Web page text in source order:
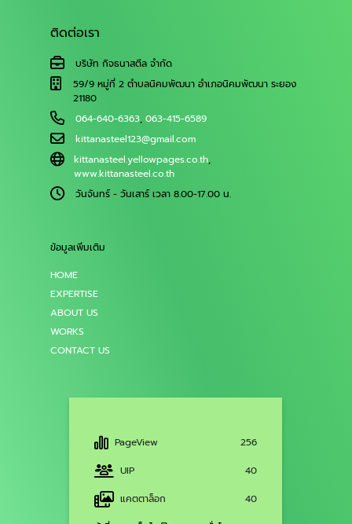
ติดต่อเรา
บริษัท กิจธนาสตีล จำกัด
59/9 หมู่ที่ 2 ตำบลนิคมพัฒนา อำเภอนิคมพัฒนา ระยอง
21180
064-640-6363, 063-415-6589
kittanasteel123@gmail.com
kittanasteel.yellowpages.co.th,
www.kittanasteel.co.th
วันจันทร์ - วันเสาร์ เวลา 8.00-17.00 น.
ข้อมูลเพิ่มเติม
HOME
EXPERTISE
ABOUT US
WORKS
CONTACT US
PageView
256
UIP
40
แคตตาล็อก
40